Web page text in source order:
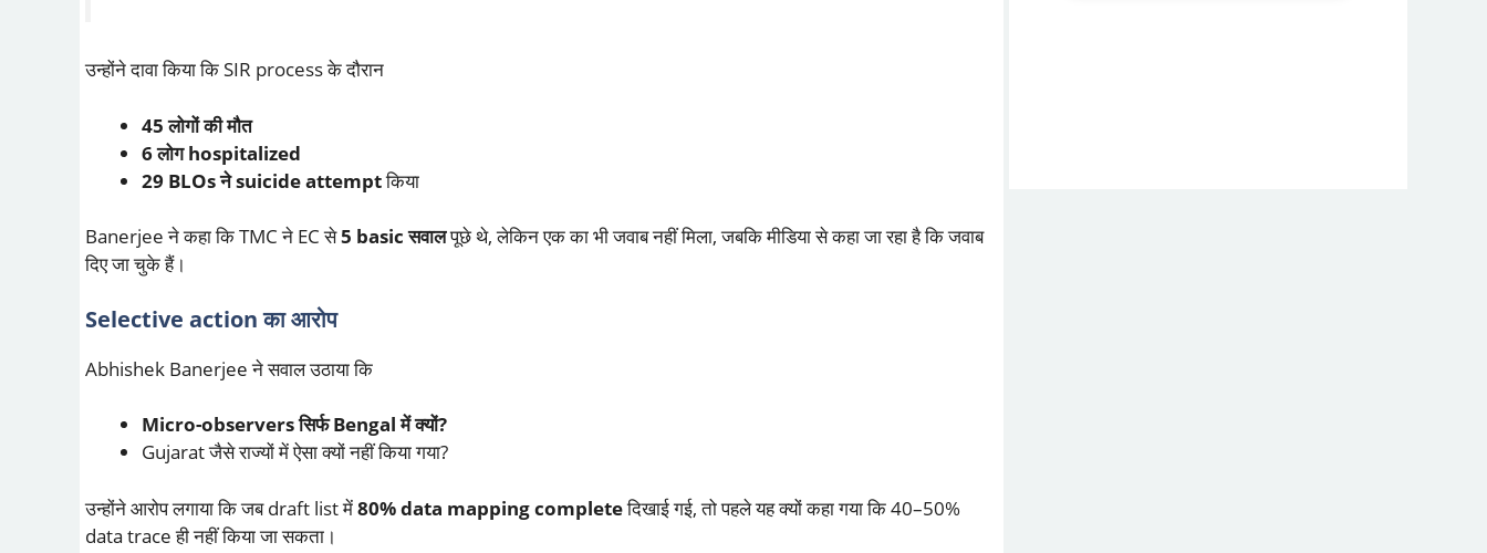
उन्होंने दावा किया कि SIR process के दौरान
45 लोगों की मौत
6 लोग hospitalized
29 BLOs ने suicide attemptकिया
Banerjee ने कहा कि TMC ने EC से5 basic सवालपूछे थे, लेकिन एक का भी जवाब नहीं मिला, जबकि मीडिया से कहा जा रहा है कि जवाब
दिए जा चुके हैं।
Selective action का आरोप
Abhishek Banerjee ने सवाल उठाया कि
Micro-observers सिर्फ Bengal में क्यों?
Gujarat जैसे राज्यों में ऐसा क्यों नहीं किया गया?
उन्होंने आरोप लगाया कि जब draft list में80% data mapping completeदिखाई गई, तो पहले यह क्यों कहा गया कि 40–50%
data trace ही नहीं किया जा सकता।